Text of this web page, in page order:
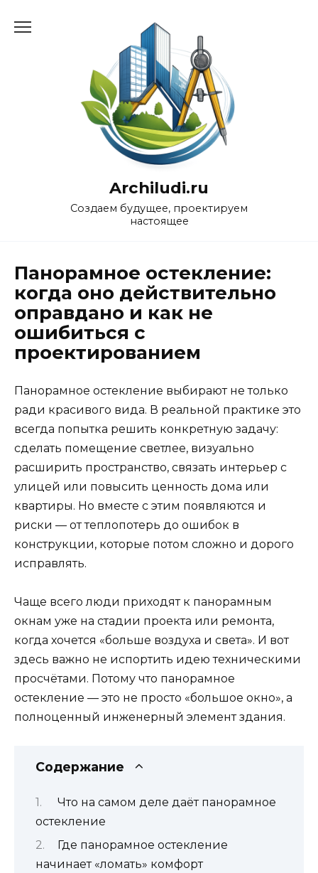
Archiludi.ru
Создаем будущее, проектируем
настоящее
Панорамное остекление:
когда оно действительно
оправдано и как не
ошибиться с
проектированием
Панорамное остекление выбирают не только
ради красивого вида. В реальной практике это
всегда попытка решить конкретную задачу:
сделать помещение светлее, визуально
расширить пространство, связать интерьер с
улицей или повысить ценность дома или
квартиры. Но вместе с этим появляются и
риски — от теплопотерь до ошибок в
конструкции, которые потом сложно и дорого
исправлять.
Чаще всего люди приходят к панорамным
окнам уже на стадии проекта или ремонта,
когда хочется «больше воздуха и света». И вот
здесь важно не испортить идею техническими
просчётами. Потому что панорамное
остекление — это не просто «большое окно», а
полноценный инженерный элемент здания.
Содержание
Что на самом деле даёт панорамное
остекление
Где панорамное остекление
начинает «ломать» комфорт